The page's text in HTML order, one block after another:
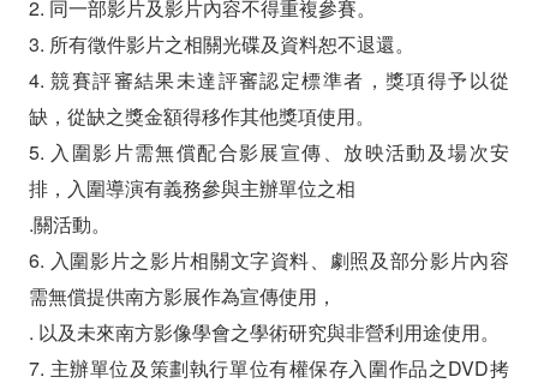
2. 同一部影片及影片內容不得重複參賽。
3. 所有徵件影片之相關光碟及資料恕不退還。
4. 競賽評審結果未達評審認定標準者，獎項得予以從
缺，從缺之獎金額得移作其他獎項使用。
5. 入圍影片需無償配合影展宣傳、放映活動及場次安
排，入圍導演有義務參與主辦單位之相
.關活動。
6. 入圍影片之影片相關文字資料、劇照及部分影片內容
需無償提供南方影展作為宣傳使用，
. 以及未來南方影像學會之學術研究與非營利用途使用。
7. 主辦單位及策劃執行單位有權保存入圍作品之DVD拷